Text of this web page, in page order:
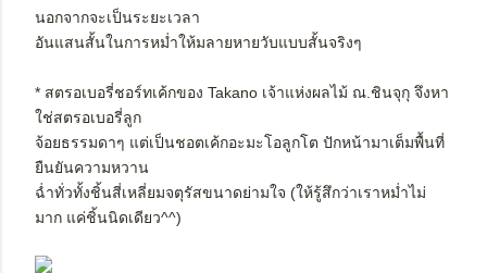
นอกจากจะเป็นระยะเวลา
อันแสนสั้นในการหม่ำให้มลายหายวับแบบสั้นจริงๆ
* สตรอเบอรี่ชอร์ทเค้กของ Takano เจ้าแห่งผลไม้ ณ.ชินจุกุ จึงหา
ใช่สตรอเบอรี่ลูก
จ้อยธรรมดาๆ แต่เป็นชอตเค้กอะมะโอลูกโต ปักหน้ามาเต็มพื้นที่
ยืนยันความหวาน
ฉ่ำทั่วทั้งชิ้นสี่เหลี่ยมจตุรัสขนาดย่ามใจ (ให้รู้สึกว่าเราหม่ำไม่
มาก แค่ชิ้นนิดเดียว^^)